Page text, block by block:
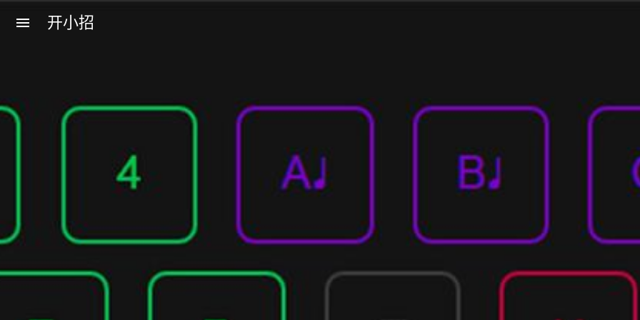
menu 开小招
近期文章
08月07日，农历六月廿五，星期五!
08月06日，农历六月廿四，星期四!
08月05日，农历六月廿三，星期三!